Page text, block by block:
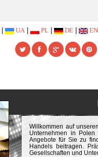
UA PL DE EN
Willkommen auf
Unternehmen in
Angebote für Sie zu
Handels beitragen.
Gesellschaften und